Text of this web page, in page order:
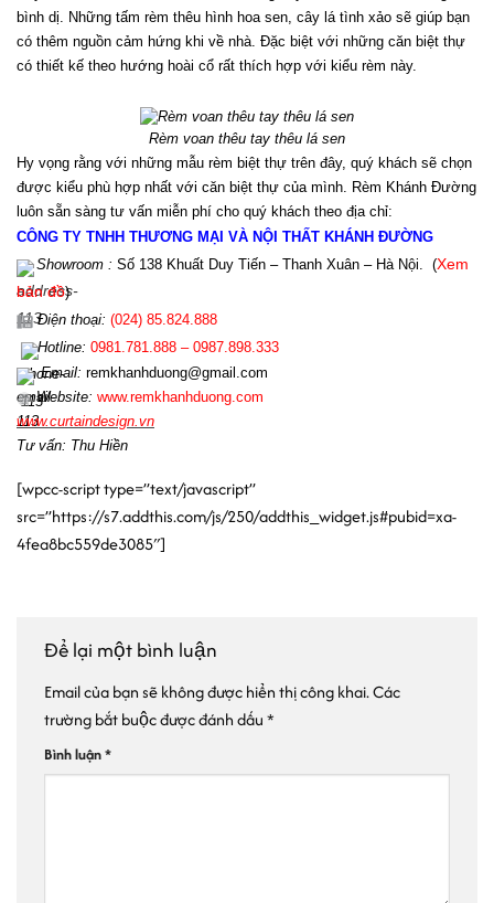
bình dị. Những tấm rèm thêu hình hoa sen, cây lá tình xảo sẽ giúp bạn
có thêm nguồn cảm hứng khi về nhà. Đặc biệt với những căn biệt thự
có thiết kế theo hướng hoài cổ rất thích hợp với kiểu rèm này.
Rèm voan thêu tay thêu lá sen
Hy vọng rằng với những mẫu rèm biệt thự trên đây, quý khách sẽ chọn
được kiểu phù hợp nhất với căn biệt thự của mình. Rèm Khánh Đường
luôn sẵn sàng tư vấn miễn phí cho quý khách theo địa chỉ:
CÔNG TY TNHH THƯƠNG MẠI VÀ NỘI THẤT KHÁNH ĐƯỜNG
Showroom : Số 138 Khuất Duy Tiến – Thanh Xuân – Hà Nội. (Xem
bản đồ)
Điện thoại: (024) 85.824.888
Hotline: 0981.781.888 – 0987.898.333
Email: remkhanhduong@gmail.com
Website: www.remkhanhduong.com
www.curtaindesign.vn
Tư vấn: Thu Hiền
[wpcc-script type=”text/javascript”
src=”https://s7.addthis.com/js/250/addthis_widget.js#pubid=xa-
4fea8bc559de3085″]
Để lại một bình luận
Email của bạn sẽ không được hiển thị công khai.Các
trường bắt buộc được đánh dấu*
Bình luận*